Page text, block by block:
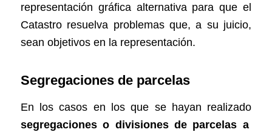
representación gráfica alternativa para que el
Catastro resuelva problemas que, a su juicio,
sean objetivos en la representación.
Segregaciones de parcelas
En los casos en los que se hayan realizado
segregaciones o divisiones de parcelas a